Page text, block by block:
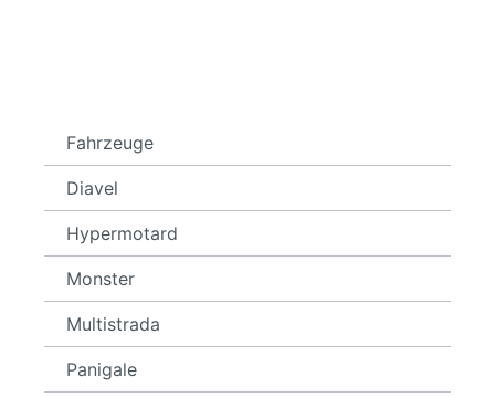
Fahrzeuge
Diavel
Hypermotard
Monster
Multistrada
Panigale